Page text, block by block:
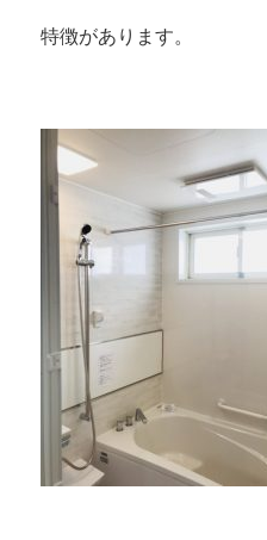
特徴があります。